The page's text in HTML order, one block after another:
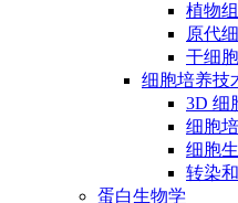
植物
原代
干细
细胞培养技
3D 细
细胞
细胞
转染
蛋白生物学